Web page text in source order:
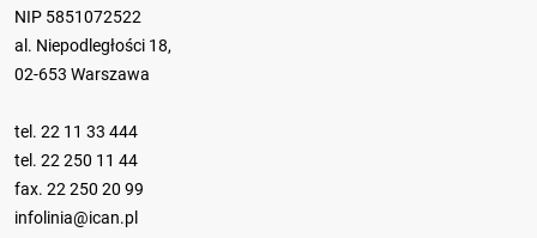
NIP 5851072522
al. Niepodległości 18,
02-653 Warszawa
tel. 22 11 33 444
tel. 22 250 11 44
fax. 22 250 20 99
infolinia@ican.pl